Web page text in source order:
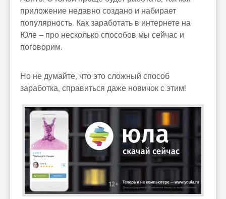
приложение недавно создано и набирает
популярность. Как заработать в интернете на
Юле – про несколько способов мы сейчас и
поговорим.
Но не думайте, что это сложный способ
заработка, справиться даже новичок с этим!